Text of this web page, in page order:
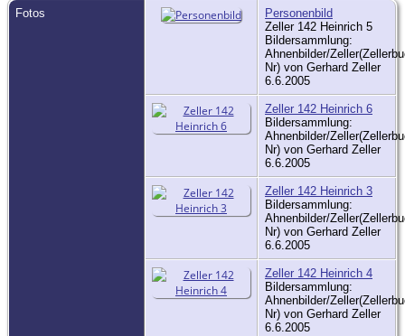
Fotos
Personenbild
Zeller 142 Heinrich 5
Bildersammlung:
Ahnenbilder/
Nr) von Gerhard Zeller
6.6.2005
Zeller 142 Heinrich 6
Bildersammlung:
Ahnenbilder/
Nr) von Gerhard Zeller
6.6.2005
Zeller 142 Heinrich 3
Bildersammlung:
Ahnenbilder/
Nr) von Gerhard Zeller
6.6.2005
Zeller 142 Heinrich 4
Bildersammlung:
Ahnenbilder/
Nr) von Gerhard Zeller
6.6.2005